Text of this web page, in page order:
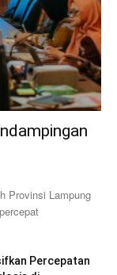
Provinsi Lampung
Percepatan